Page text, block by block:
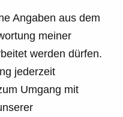
Angaben aus dem
meiner
werden dürfen.
jederzeit
Umgang mit